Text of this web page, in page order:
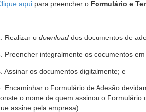
aqui para preencher o Formulário e
Realizar o download dos documentos de
Preencher integralmente os documentos
Assinar os documentos digitalmente; e
Encaminhar o Formulário de Adesão
o nome de quem assinou o
assine pela empresa)